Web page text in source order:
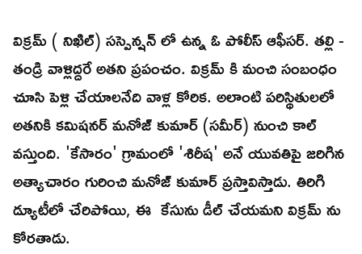
విక్రమ్ ( నిఖిల్) సస్పెన్షన్ లో ఉన్న ఓ పోలీస్ ఆఫీసర్. తల్లి -
తండ్రి వాళ్లిద్దరే అతని ప్రపంచం. విక్రమ్ కి మంచి సంబంధం
చూసి పెళ్లి చేయాలనేది వాళ్ల కోరిక. అలాంటి పరిస్థితులలో
అతనికి కమిషనర్ మనోజ్ కుమార్ (సమీర్) నుంచి కాల్
వస్తుంది. 'కేసారం' గ్రామంలో 'శిరీష' అనే యువతిపై జరిగిన
అత్యాచారం గురించి మనోజ్ కుమార్ ప్రస్తావిస్తాడు. తిరిగి
డ్యూటీలో చేరిపోయి, ఈ కేసును డీల్ చేయమని విక్రమ్ ను
కోరతాడు.